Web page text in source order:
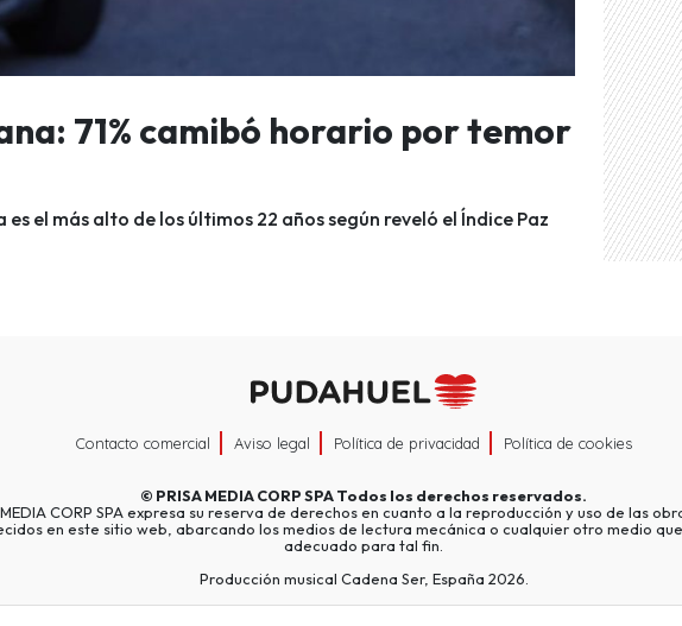
71% camibó horario por temor
el más alto de los últimos 22 años según reveló el Índice Paz
Contacto comercial Aviso legal Política de privacidad Política de cookies
© PRISA MEDIA CORP SPATodos los derechos reservados.
MEDIA CORP SPA expresa su reserva de derechos en cuanto a la reproducción y uso de las
en este sitio web, abarcando los medios de lectura mecánica o cualquier otro medio
adecuado para tal fin.
Producción musical Cadena Ser, España 2026.